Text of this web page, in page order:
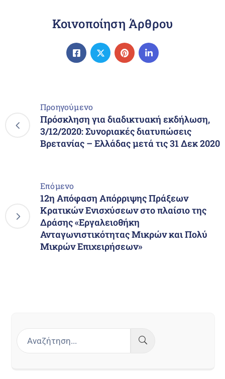
Κοινοποίηση Άρθρου
Προηγούμενο
Πρόσκληση για διαδικτυακή εκδήλωση,
3/12/2020: Συνοριακές διατυπώσεις
Βρετανίας – Ελλάδας μετά τις 31 Δεκ 2020
Επόμενο
12η Απόφαση Απόρριψης Πράξεων
Κρατικών Ενισχύσεων στο πλαίσιο της
Δράσης «Εργαλειοθήκη
Ανταγωνιστικότητας Μικρών και Πολύ
Μικρών Επιχειρήσεων»